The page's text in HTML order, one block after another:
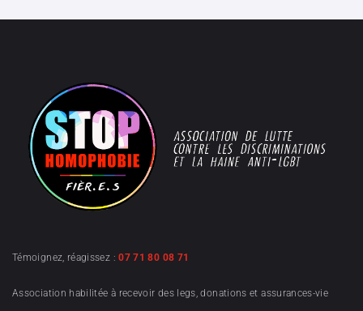
Témoignez, réagissez :07 71 80 08 71
Association habilitée à recevoir des legs, donations et assurances-vie